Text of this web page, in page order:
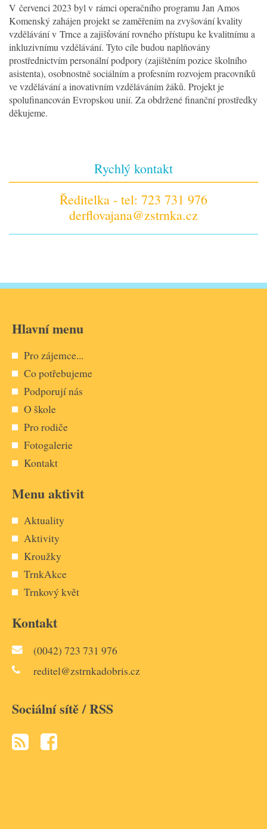
V červenci 2023 byl v rámci operačního programu Jan Amos
Komenský zahájen projekt se zaměřením na zvyšování kvality
vzdělávání v Trnce a zajišťování rovného přístupu ke kvalitnímu a
inkluzivnímu vzdělávání. Tyto cíle budou naplňovány
prostřednictvím personální podpory (zajištěním pozice školního
asistenta), osobnostně sociálním a profesním rozvojem pracovníků
ve vzdělávání a inovativním vzděláváním žáků. Projekt je
spolufinancován Evropskou unií. Za obdržené finanční prostředky
děkujeme.
Rychlý kontakt
Ředitelka - tel: 723 731 976
derflovajana@zstrnka.cz
Hlavní menu
Pro zájemce...
Co potřebujeme
Podporují nás
O škole
Pro rodiče
Fotogalerie
Kontakt
Menu aktivit
Aktuality
Aktivity
Kroužky
TrnkAkce
Trnkový květ
Kontakt
(0042) 723 731 976
reditel@zstrnkadobris.cz
Sociální sítě / RSS